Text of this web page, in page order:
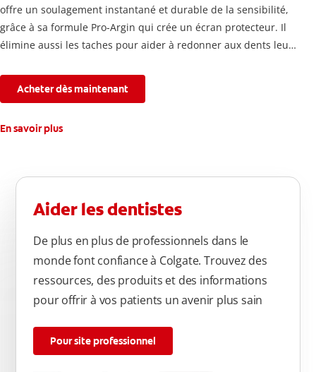
offre un soulagement instantané et durable de la sensibilité,
grâce à sa formule Pro-Argin qui crée un écran protecteur. Il
élimine aussi les taches pour aider à redonner aux dents leur
connaissez.
Acheter dès maintenant
En savoir plus
Aider les dentistes
De plus en plus de professionnels dans le
monde font confiance à Colgate. Trouvez des
ressources, des produits et des informations
pour offrir à vos patients un avenir plus sain
Pour site professionnel